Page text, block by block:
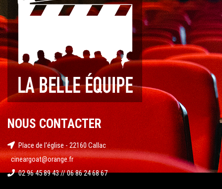
NOUS CONTACTER
Place de l'église - 22160 Callac
cineargoat@orange.fr
02 96 45 89 43 // 06 86 24 68 67